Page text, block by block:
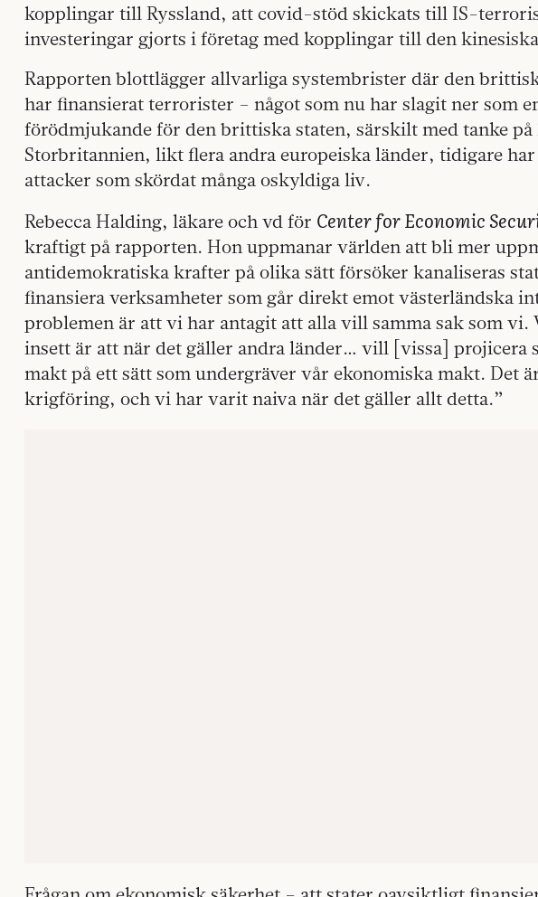
kopplingar till Ryssland, att covid-stöd skickats till IS-
investeringar gjorts i företag med kopplingar till den
Rapporten blottlägger allvarliga systembrister där den
har finansierat terrorister – något som nu har slagit ner som
förödmjukande för den brittiska staten, särskilt med tanke på
Storbritannien, likt flera andra europeiska länder, tidigare
attacker som skördat många oskyldiga liv.
Rebecca Halding, läkare och vd för Center for Economic
kraftigt på rapporten. Hon uppmanar världen att bli mer
antidemokratiska krafter på olika sätt försöker kanaliseras
finansiera verksamheter som går direkt emot västerländska
problemen är att vi har antagit att alla vill samma sak som vi.
insett är att när det gäller andra länder… vill [vissa] projicera
makt på ett sätt som undergräver vår ekonomiska makt. Det
krigföring, och vi har varit naiva när det gäller allt detta.”